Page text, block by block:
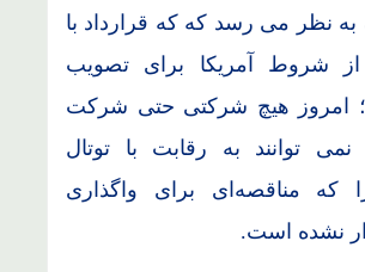
نظر می رسد که که قرارداد با
از شروط آمریکا برای تصویب
امروز هیچ شرکتی حتی شرکت
توانند به رقابت با توتال
که مناقصه‌ای برای واگذاری
نشده است.